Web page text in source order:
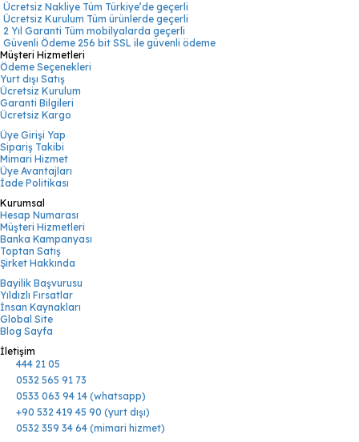
Ücretsiz Nakliye Tüm Türkiye’de geçerli
Ücretsiz Kurulum Tüm ürünlerde geçerli
2 Yıl Garanti Tüm mobilyalarda geçerli
Güvenli Ödeme 256 bit SSL ile güvenli ödeme
Müşteri Hizmetleri
Ödeme Seçenekleri
Yurt dışı Satış
Ücretsiz Kurulum
Garanti Bilgileri
Ücretsiz Kargo
Üye Girişi Yap
Sipariş Takibi
Mimari Hizmet
Üye Avantajları
İade Politikası
Kurumsal
Hesap Numarası
Müşteri Hizmetleri
Banka Kampanyası
Toptan Satış
Şirket Hakkında
Bayilik Başvurusu
Yıldızlı Fırsatlar
İnsan Kaynakları
Global Site
Blog Sayfa
İletişim
444 21 05
0532 565 91 73
0533 063 94 14 (whatsapp)
+90 532 419 45 90 (yurt dışı)
0532 359 34 64 (mimari hizmet)